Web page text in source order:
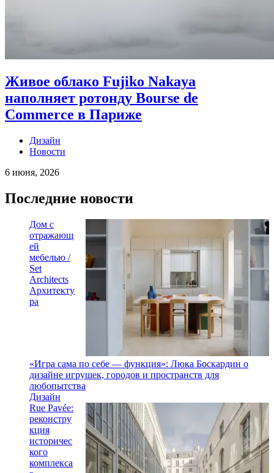
Живое облако Fujiko Nakaya
наполняет ротонду Bourse de
Commerce в Париже
Дизайн
Новости
6 июня, 2026
Последние новости
Дом с
отражающ
ей
мебелью /
Set
Architects
Архитекту
ра
«Игра сама по себе — функция»: Люка Боскардин о
дизайне игрушек, городов и пространств для
любопытства
Дизайн
Rue Pavée:
реконстру
кция
историчес
кого
комплекса